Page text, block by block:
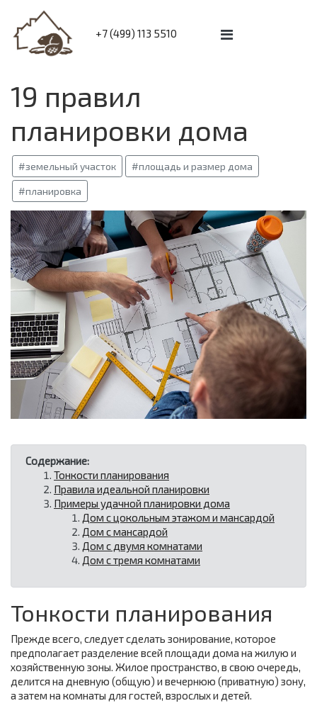
+7 (499) 113 5510
19 правил
планировки дома
#земельный участок #площадь и размер дома
#планировка
Содержание:
Тонкости планирования
Правила идеальной планировки
Примеры удачной планировки дома
Дом с цокольным этажом и мансардой
Дом с мансардой
Дом с двумя комнатами
Дом с тремя комнатами
Тонкости планирования
Прежде всего, следует сделать зонирование, которое
предполагает разделение всей площади дома на жилую и
хозяйственную зоны. Жилое пространство, в свою очередь,
делится на дневную (общую) и вечернюю (приватную) зону,
а затем на комнаты для гостей, взрослых и детей.